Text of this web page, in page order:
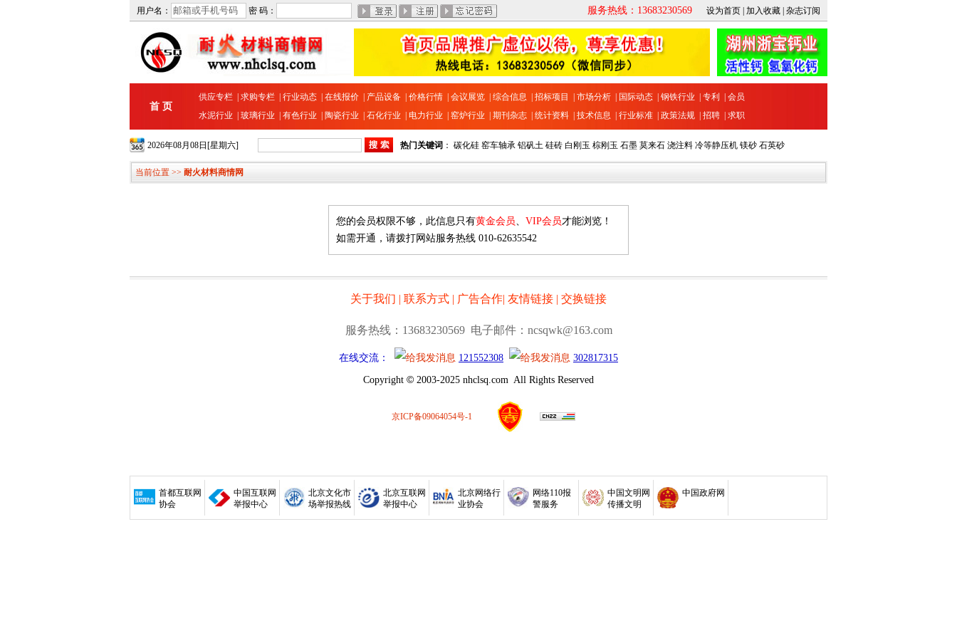
用户名： 密 码： 服务热线：13683230569 设为首页 加入收藏 杂志订阅
首 页
供应专栏 求购专栏 行业动态 在线报价 产品设备 价格行情 会议展览 综合信息 招标项目 市场分析 国际动态 钢铁行业 专利
会员
水泥行业
玻璃行业 有色行业 陶瓷行业 石化行业 电力行业 窑炉行业 期刊杂志 统计资料 技术信息 行业标准 政策法规 招聘 求职
2026年08月08日[星期六] 热门关键词 ： 碳化硅 窑车轴承 铝矾土 硅砖 白刚玉 棕刚玉 石墨 莫来石 浇注料 冷等静压机 镁砂 石英砂
当前位置 >> 耐火材料商情网
您的会员权限不够，此信息只有黄金会员、 VIP会员才能浏览！
如需开通，请拨打网站服务热线 010-62635542
关于我们 | 联系方式 | 广告合作| 友情链接 | 交换链接
服务热线：13683230569 电子邮件：ncsqwk@163.com
在线交流： 121552308 302817315
Copyright © 2003-2025 nhclsq.com All Rights Reserved
京ICP备09064054号-1
首都互联网
协会
中国互联网
举报中心
北京文化市
场举报热线
北京互联网
举报中心
北京网络行
业协会
网络110报
警服务
中国文明网
传播文明
中国政府网